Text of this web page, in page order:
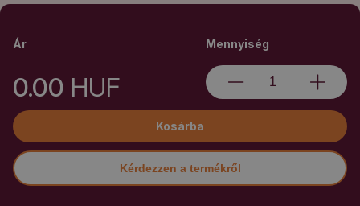
Ár
0.00 HUF
Mennyiség
Kosárba
Kérdezzen a termékről